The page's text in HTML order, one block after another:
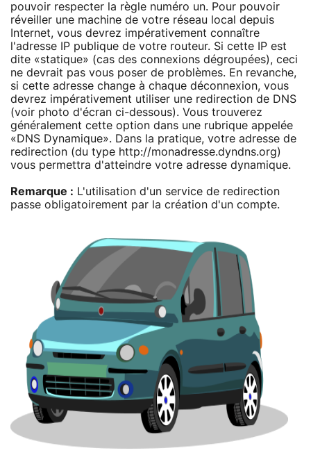
pouvoir respecter la règle numéro un. Pour pouvoir
réveiller une machine de votre réseau local depuis
Internet, vous devrez impérativement connaître
l'adresse IP publique de votre routeur. Si cette IP est
dite «statique» (cas des connexions dégroupées), ceci
ne devrait pas vous poser de problèmes. En revanche,
si cette adresse change à chaque déconnexion, vous
devrez impérativement utiliser une redirection de DNS
(voir photo d'écran ci-dessous). Vous trouverez
généralement cette option dans une rubrique appelée
«DNS Dynamique». Dans la pratique, votre adresse de
redirection (du type http://monadresse.dyndns.org)
vous permettra d'atteindre votre adresse dynamique.
Remarque : L'utilisation d'un service de redirection
passe obligatoirement par la création d'un compte.